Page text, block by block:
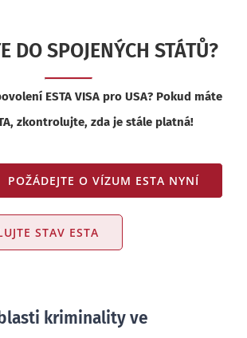
DO SPOJENÝCH STÁTŮ?
ESTA VISA pro USA? Pokud máte
zkontrolujte, zda je stále platná!
POŽÁDEJTE O VÍZUM ESTA NYNÍ
STAV ESTA
kriminality ve